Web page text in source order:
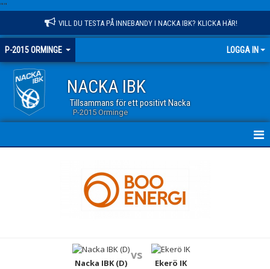
""
VILL DU TESTA PÅ INNEBANDY I NACKA IBK? KLICKA HÄR!
P-2015 ORMINGE LOGGA IN
NACKA IBK
Tillsammans för ett positivt Nacka
P-2015 Orminge
Nacka IBK (D)
vs
Ekerö IK